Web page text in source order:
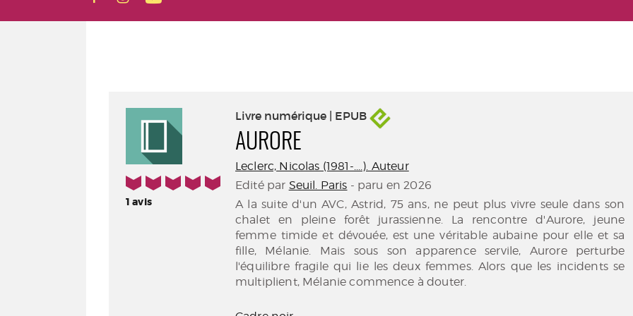
5/5
1avis
Livre numérique | EPUB
AURORE
Leclerc, Nicolas (1981-....). Auteur
Edité par Seuil. Paris - paru en 2026
A la suite d'un AVC, Astrid, 75 ans, ne peut plus vivre seule dans son
chalet en pleine forêt jurassienne. La rencontre d'Aurore, jeune
femme timide et dévouée, est une véritable aubaine pour elle et sa
fille, Mélanie. Mais sous son apparence servile, Aurore perturbe
l'équilibre fragile qui lie les deux femmes. Alors que les incidents se
multiplient, Mélanie commence à douter.